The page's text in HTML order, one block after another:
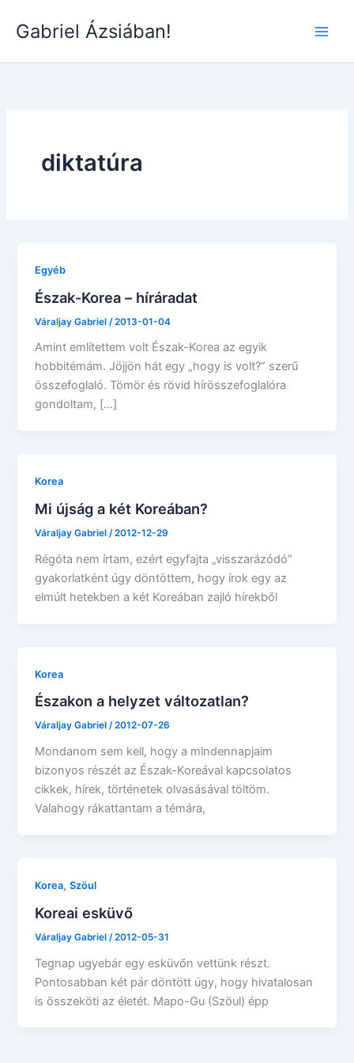
Gabriel Ázsiában!
diktatúra
Egyéb
Észak-Korea – híráradat
Váraljay Gabriel /2013-01-04
Amint említettem volt Észak-Korea az egyik
hobbitémám. Jöjjön hát egy „hogy is volt?” szerű
összefoglaló. Tömör és rövid hírösszefoglalóra
gondoltam, […]
Korea
Mi újság a két Koreában?
Váraljay Gabriel/2012-12-29
Régóta nem írtam, ezért egyfajta „visszarázódó”
gyakorlatként úgy döntöttem, hogy írok egy az
elmúlt hetekben a két Koreában zajló hírekből
Korea
Északon a helyzet változatlan?
Váraljay Gabriel/2012-07-26
Mondanom sem kell, hogy a mindennapjaim
bizonyos részét az Észak-Koreával kapcsolatos
cikkek, hírek, történetek olvasásával töltöm.
Valahogy rákattantam a témára,
Korea,Szöul
Koreai esküvő
Váraljay Gabriel /2012-05-31
Tegnap ugyebár egy esküvőn vettünk részt.
Pontosabban két pár döntött úgy, hogy hivatalosan
is összeköti az életét. Mapo-Gu (Szöul) épp